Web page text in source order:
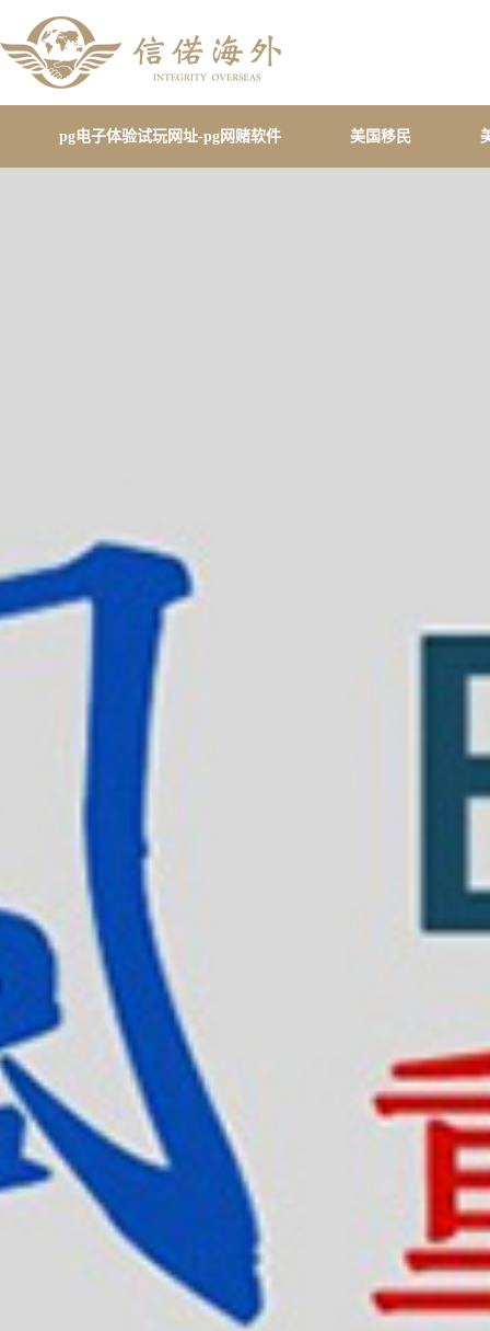
pg电子体验试玩网址-pg网赌软件 美国移民